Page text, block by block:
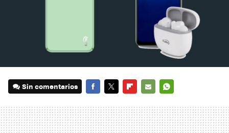
Sin comentarios
MAIL